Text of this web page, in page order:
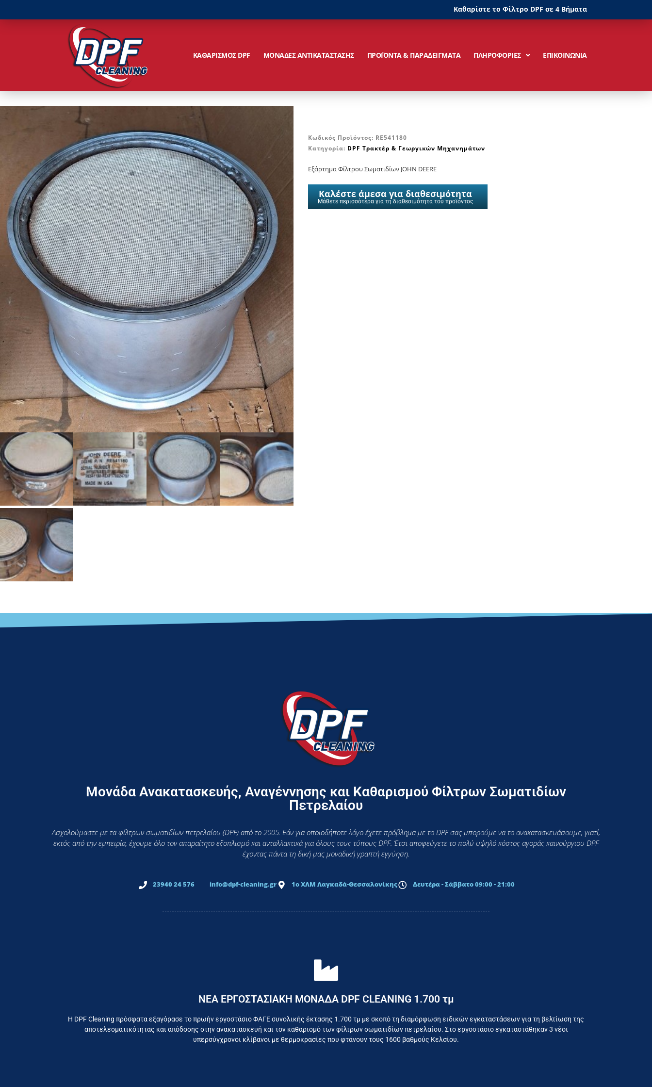
Καθαρίστε το Φίλτρο DPF σε 4 Βήματα
ΚΑΘΑΡΙΣΜΟΣ DPF ΜΟΝΑΔΕΣ ΑΝΤΙΚΑΤΑΣΤΑΣΗΣ ΠΡΟΪΟΝΤΑ & ΠΑΡΑΔΕΙΓΜΑΤΑ ΠΛΗΡΟΦΟΡΙΕΣ ΕΠΙΚΟΙΝΩΝΙΑ
Κωδικός Προϊόντος: RE541180
Κατηγορία: DPF Τρακτέρ & Γεωργικών Μηχανημάτων
Εξάρτημα Φίλτρου Σωματιδίων JOHN DEERE
Καλέστε άμεσα για διαθεσιμότητα
Μάθετε περισσότερα για τη διαθεσιμότητα του προϊόντος
Μονάδα Ανακατασκευής, Αναγέννησης και Καθαρισμού Φίλτρων Σωματιδίων
Πετρελαίου
Ασχολούμαστε με τα φίλτρων σωματιδίων πετρελαίου (DPF) από το 2005. Εάν για οποιοδήποτε λόγο έχετε πρόβλημα με το DPF σας μπορούμε να το ανακατασκευάσουμε, γιατί,
εκτός από την εμπειρία, έχουμε όλο τον απαραίτητο εξοπλισμό και ανταλλακτικά για όλους τους τύπους DPF. Έτσι αποφεύγετε το πολύ υψηλό κόστος αγοράς καινούργιου DPF
έχοντας πάντα τη δική μας μοναδική γραπτή εγγύηση.
23940 24 576 info@dpf-cleaning.gr 1ο ΧΛΜ Λαγκαδά-Θεσσαλονίκης Δευτέρα - Σάββατο 09:00 - 21:00
ΝΕΑ ΕΡΓΟΣΤΑΣΙΑΚΗ ΜΟΝΑΔΑ DPF CLEANING 1.700 τμ
Η DPF Cleaning πρόσφατα εξαγόρασε το πρωήν εργοστάσιο ΦΑΓΕ συνολικής έκτασης 1.700 τμ με σκοπό τη διαμόρφωση ειδικών εγκαταστάσεων για τη βελτίωση της
αποτελεσματικότητας και απόδοσης στην ανακατασκευή και τον καθαρισμό των φίλτρων σωματιδίων πετρελαίου. Στο εργοστάσιο εγκαταστάθηκαν 3 νέοι
υπερσύγχρονοι κλίβανοι με θερμοκρασίες που φτάνουν τους 1600 βαθμούς Κελσίου.
Εργαζόμαστε καθημερινά για το συμφέρον του τελικού καταναλωτή